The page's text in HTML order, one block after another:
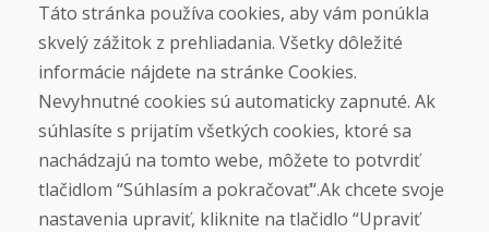
Servis
Požičovňa
Výkup
Kontakt
Poradíme
Ako si vybrať lyže
Výpočet výšky lyžiarskych palíc
Ako si vybrať lyžiarky
Táto stránka používa cookies, aby vám ponúkla
skvelý zážitok z prehliadania. Všetky dôležité
informácie nájdete na stránke Cookies.
Nevyhnutné cookies sú automaticky zapnuté. Ak
súhlasíte s prijatím všetkých cookies, ktoré sa
nachádzajú na tomto webe, môžete to potvrdiť
tlačidlom “Súhlasím a pokračovať“.Ak chcete svoje
nastavenia upraviť, kliknite na tlačidlo “Upraviť